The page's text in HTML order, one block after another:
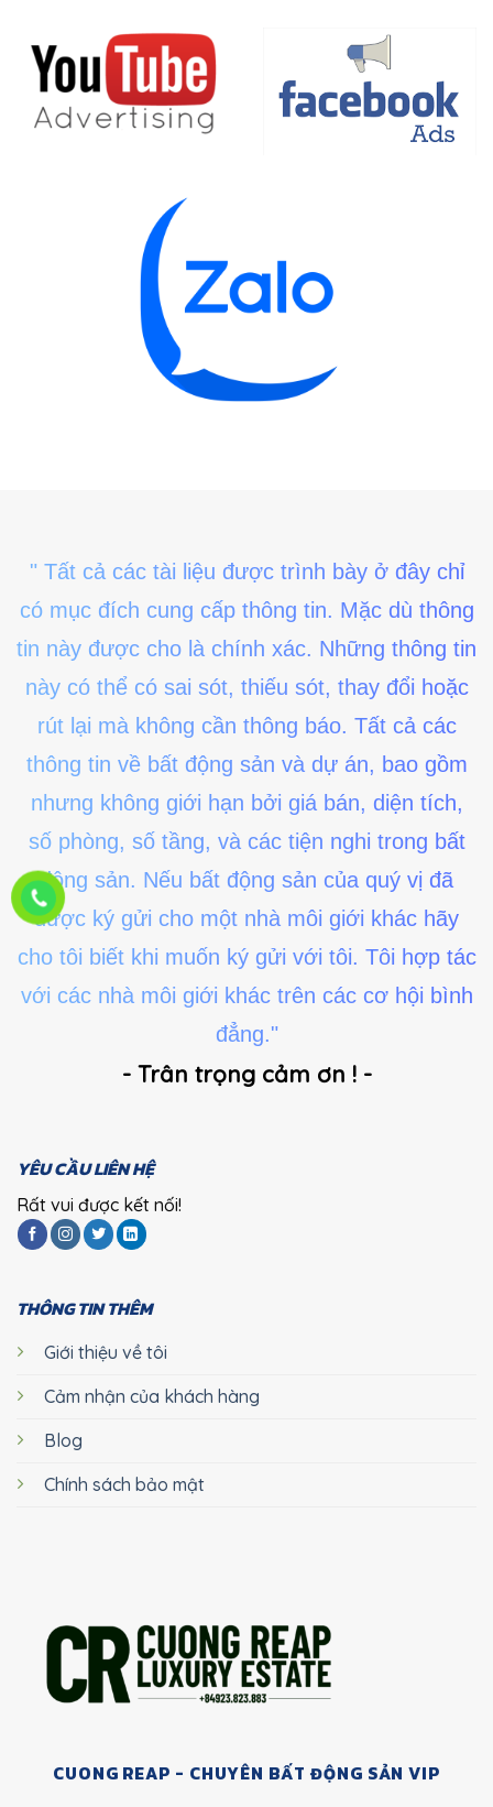
" Tất cả các tài liệu được trình bày ở đây chỉ
có mục đích cung cấp thông tin. Mặc dù thông
tin này được cho là chính xác. Những thông tin
này có thể có sai sót, thiếu sót, thay đổi hoặc
rút lại mà không cần thông báo. Tất cả các
thông tin về bất động sản và dự án, bao gồm
nhưng không giới hạn bởi giá bán, diện tích,
số phòng, số tầng, và các tiện nghi trong bất
động sản. Nếu bất động sản của quý vị đã
được ký gửi cho một nhà môi giới khác hãy
cho tôi biết khi muốn ký gửi với tôi. Tôi hợp tác
với các nhà môi giới khác trên các cơ hội bình
đẳng."
- Trân trọng cảm ơn ! -
CUONG REAP - CHUYÊN BẤT ĐỘNG SẢN VIP
THÔNG TIN THÊM
Giới thiệu về tôi
Cảm nhận của khách hàng
Blog
Chính sách bảo mật
YÊU CẦU LIÊN HỆ
Rất vui được kết nối!